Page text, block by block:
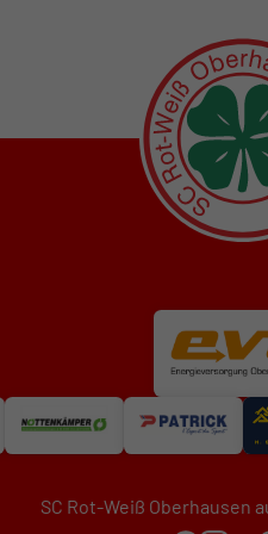
SC Rot-Weiß Oberhausen